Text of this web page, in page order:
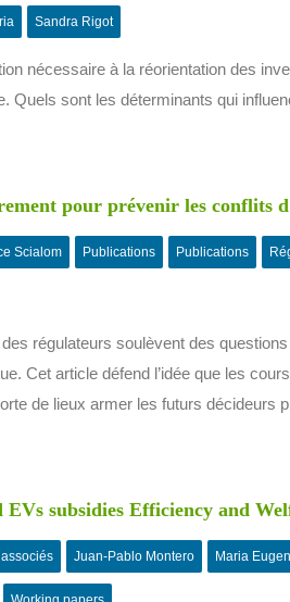
Sandra Rigot
nécessaire à la réorientation des
Quels sont les déterminants qui
pour prévenir les conflits
Scialom Publications Publications
régulateurs soulèvent des
Cet article défend l’idée que les
de lieux armer les futurs décideurs
EVs subsidies Efficiency and
Juan-Pablo Montero Maria